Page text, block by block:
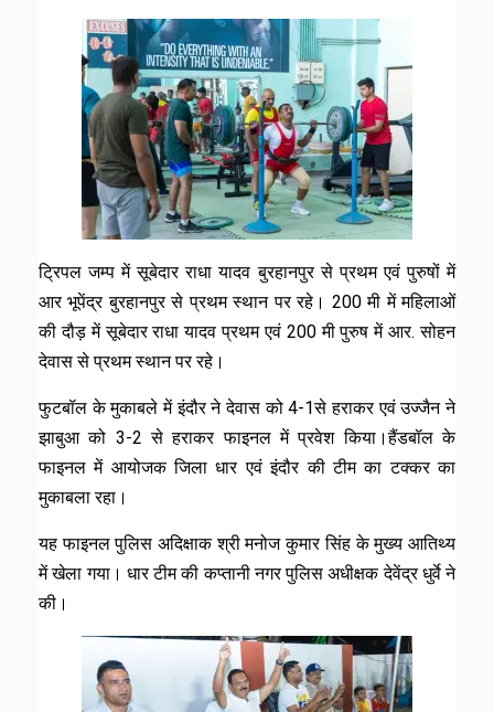
ट्रिपल जम्प में सूबेदार राधा यादव बुरहानपुर से प्रथम एवं पुरुषों में
आर भूपेंद्र बुरहानपुर से प्रथम स्थान पर रहे। 200 मी में महिलाओं
की दौड़ में सूबेदार राधा यादव प्रथम एवं 200 मी पुरुष में आर. सोहन
देवास से प्रथम स्थान पर रहे।
फुटबॉल के मुकाबले में इंदौर ने देवास को 4-1से हराकर एवं उज्जैन ने
झाबुआ को 3-2 से हराकर फाइनल में प्रवेश किया।हैंडबॉल के
फाइनल में आयोजक जिला धार एवं इंदौर की टीम का टक्कर का
मुकाबला रहा।
यह फाइनल पुलिस अदिक्षाक श्री मनोज कुमार सिंह के मुख्य आतिथ्य
में खेला गया। धार टीम की कप्तानी नगर पुलिस अधीक्षक देवेंद्र धुर्वे ने
की।